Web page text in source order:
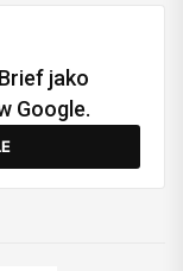
jako
Google.